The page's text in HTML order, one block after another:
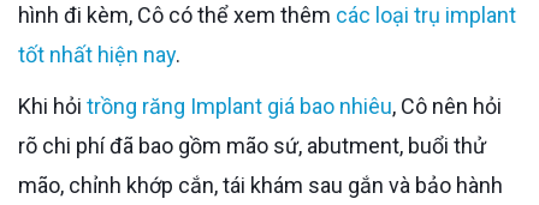
hình đi kèm, Cô có thể xem thêm các loại trụ implant
tốt nhất hiện nay.
Khi hỏi trồng răng Implant giá bao nhiêu, Cô nên hỏi
rõ chi phí đã bao gồm mão sứ, abutment, buổi thử
mão, chỉnh khớp cắn, tái khám sau gắn và bảo hành